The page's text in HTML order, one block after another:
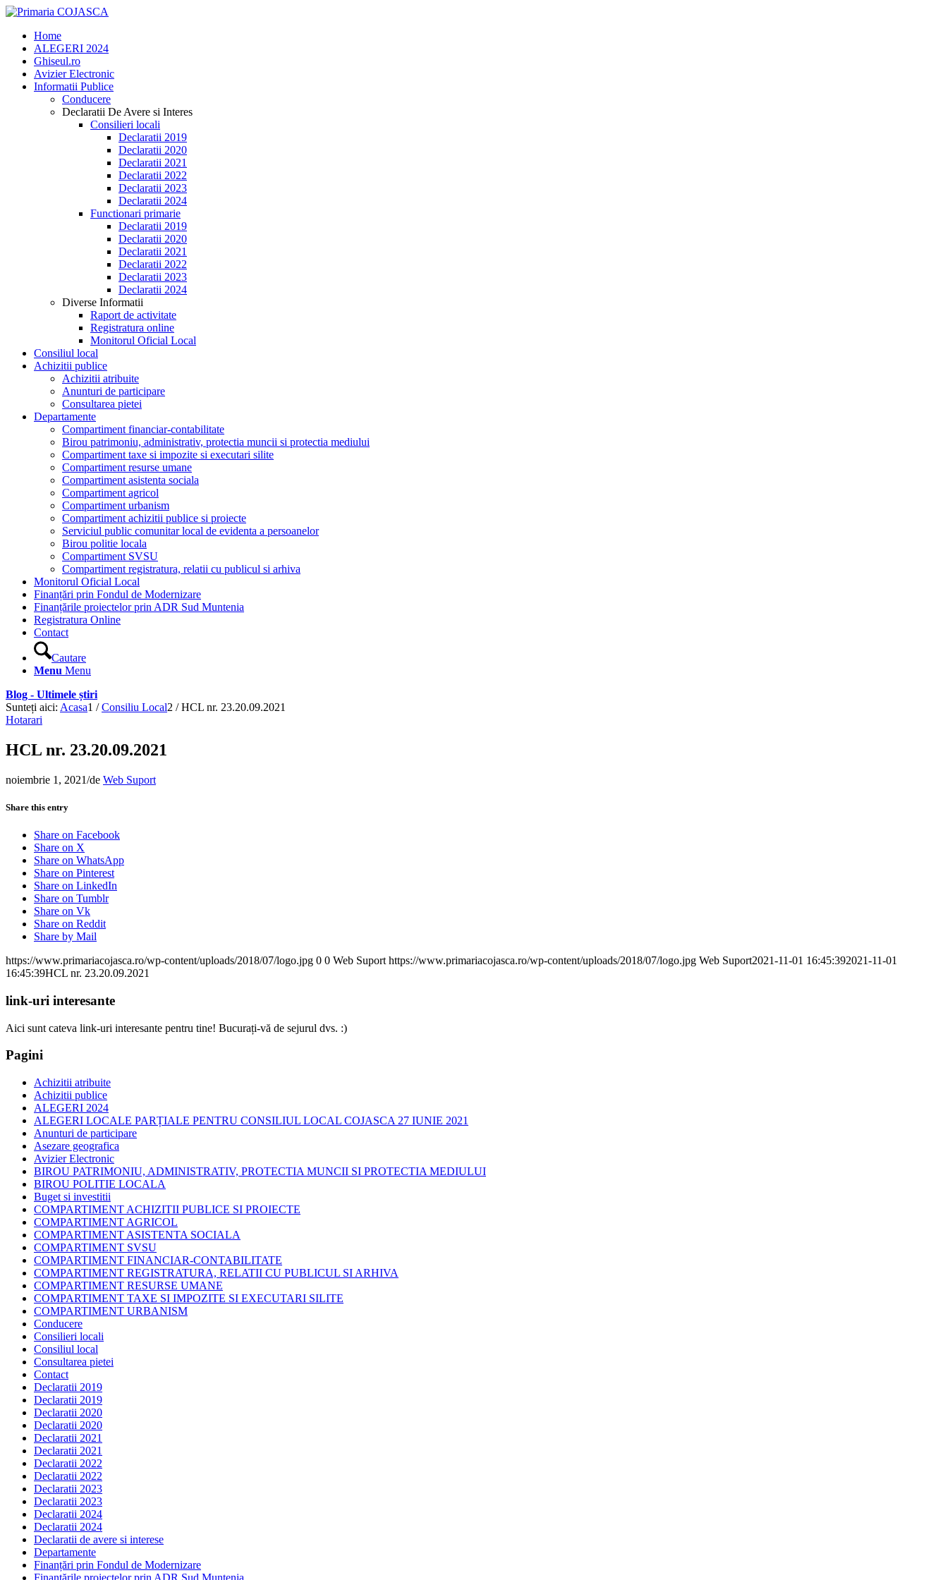
Home
ALEGERI 2024
Ghiseul.ro
Avizier Electronic
Informatii Publice
Conducere
Declaratii De Avere si Interes
Consilieri locali
Declaratii 2019
Declaratii 2020
Declaratii 2021
Declaratii 2022
Declaratii 2023
Declaratii 2024
Functionari primarie
Declaratii 2019
Declaratii 2020
Declaratii 2021
Declaratii 2022
Declaratii 2023
Declaratii 2024
Diverse Informatii
Raport de activitate
Registratura online
Monitorul Oficial Local
Consiliul local
Achizitii publice
Achizitii atribuite
Anunturi de participare
Consultarea pietei
Departamente
Compartiment financiar-contabilitate
Birou patrimoniu, administrativ, protectia muncii si protectia mediului
Compartiment taxe si impozite si executari silite
Compartiment resurse umane
Compartiment asistenta sociala
Compartiment agricol
Compartiment urbanism
Compartiment achizitii publice si proiecte
Serviciul public comunitar local de evidenta a persoanelor
Birou politie locala
Compartiment SVSU
Compartiment registratura, relatii cu publicul si arhiva
Monitorul Oficial Local
Finanțări prin Fondul de Modernizare
Finanțările proiectelor prin ADR Sud Muntenia
Registratura Online
Contact
Cautare
Menu Menu
Blog - Ultimele știri
Sunteți aici: Acasa1 / Consiliu Local2 / HCL nr. 23.20.09.2021
Hotarari
HCL nr. 23.20.09.2021
noiembrie 1, 2021/de Web Suport
Share this entry
Share on Facebook
Share on X
Share on WhatsApp
Share on Pinterest
Share on LinkedIn
Share on Tumblr
Share on Vk
Share on Reddit
Share by Mail
https://www.primariacojasca.ro/wp-content/uploads/2018/07/logo.jpg 0 0 Web Suport https://www.primariacojasca.ro/wp-content/uploads/2018/07/logo.jpg Web Suport2021-11-01 16:45:392021-11-01
16:45:39HCL nr. 23.20.09.2021
link-uri interesante
Aici sunt cateva link-uri interesante pentru tine! Bucurați-vă de sejurul dvs. :)
Pagini
Achizitii atribuite
Achizitii publice
ALEGERI 2024
ALEGERI LOCALE PARȚIALE PENTRU CONSILIUL LOCAL COJASCA 27 IUNIE 2021
Anunturi de participare
Asezare geografica
Avizier Electronic
BIROU PATRIMONIU, ADMINISTRATIV, PROTECTIA MUNCII SI PROTECTIA MEDIULUI
BIROU POLITIE LOCALA
Buget si investitii
COMPARTIMENT ACHIZITII PUBLICE SI PROIECTE
COMPARTIMENT AGRICOL
COMPARTIMENT ASISTENTA SOCIALA
COMPARTIMENT SVSU
COMPARTIMENT FINANCIAR-CONTABILITATE
COMPARTIMENT REGISTRATURA, RELATII CU PUBLICUL SI ARHIVA
COMPARTIMENT RESURSE UMANE
COMPARTIMENT TAXE SI IMPOZITE SI EXECUTARI SILITE
COMPARTIMENT URBANISM
Conducere
Consilieri locali
Consiliul local
Consultarea pietei
Contact
Declaratii 2019
Declaratii 2019
Declaratii 2020
Declaratii 2020
Declaratii 2021
Declaratii 2021
Declaratii 2022
Declaratii 2022
Declaratii 2023
Declaratii 2023
Declaratii 2024
Declaratii 2024
Declaratii de avere si interese
Departamente
Finanțări prin Fondul de Modernizare
Finanțările proiectelor prin ADR Sud Muntenia